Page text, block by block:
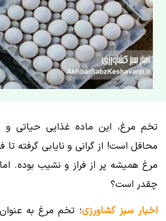
تخم مرغ، این ماده غذایی حیاتی و
محافل است! از گرانی و نایابی گرفته تا
مرغ همیشه پر از فراز و نشیب بوده.
چقدر است؟
اخبار سبز کشاورزی؛ تخم مرغ به